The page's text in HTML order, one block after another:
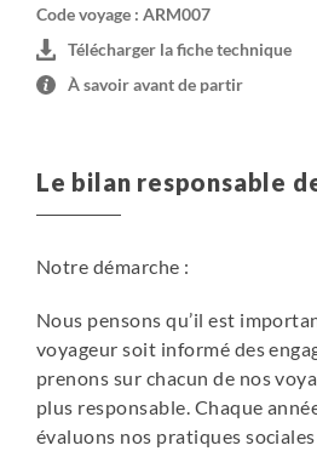
Yenokavan : Berkri Guest House
Haghpat: Hôtel Qefilian
Code voyage : ARM007
Télécharger la fiche technique
À savoir avant de partir
Le bilan responsable
Notre démarche :
Nous pensons qu’il est
voyageur soit informé des
prenons sur chacun de nos
plus responsable. Chaque
évaluons nos pratiques